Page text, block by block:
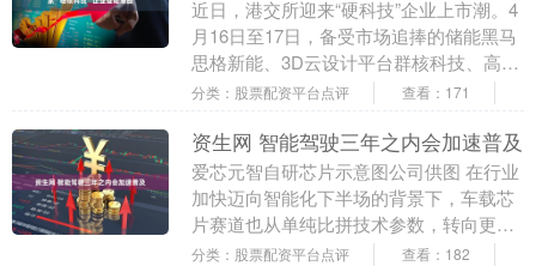
近日，港交所迎来“硬科技”企业上市潮。4
月16日至17日，备受市场追捧的储能黑马
思格新能、3D云设计平台群核科技、高端
图像传感器芯片商长光辰芯接连上市。截
分类：股票配资平台点评 查看：171
资生网 智能驾驶三年之内会加速普及
爱芯元智自研芯片示意图公司供图 在行业
加快迈向智能化下半场的背景下，车载芯
片赛道也从单纯比拼技术参数，转向更强
调商业闭环、规模落地与生态协同的新阶
分类：股票配资平台点评 查看：182